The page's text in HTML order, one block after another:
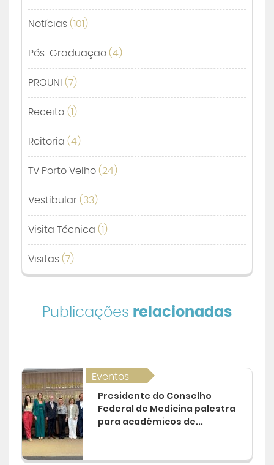
Notícias (101)
Pós-Graduação (4)
PROUNI (7)
Receita (1)
Reitoria (4)
TV Porto Velho (24)
Vestibular (33)
Visita Técnica (1)
Visitas (7)
Publicações relacionadas
Eventos
Presidente do Conselho
Federal de Medicina palestra
para acadêmicos de...